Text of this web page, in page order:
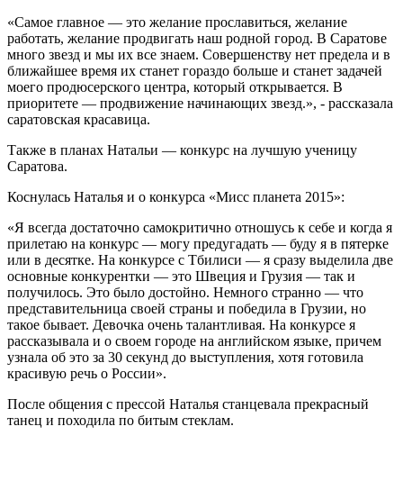
«Самое главное — это желание прославиться, желание
работать, желание продвигать наш родной город. В Саратове
много звезд и мы их все знаем. Совершенству нет предела и в
ближайшее время их станет гораздо больше и станет задачей
моего продюсерского центра, который открывается. В
приоритете — продвижение начинающих звезд.», - рассказала
саратовская красавица.
Также в планах Натальи — конкурс на лучшую ученицу
Саратова.
Коснулась Наталья и о конкурса «Мисс планета 2015»:
«Я всегда достаточно самокритично отношусь к себе и когда я
прилетаю на конкурс — могу предугадать — буду я в пятерке
или в десятке. На конкурсе с Тбилиси — я сразу выделила две
основные конкурентки — это Швеция и Грузия — так и
получилось. Это было достойно. Немного странно — что
представительница своей страны и победила в Грузии, но
такое бывает. Девочка очень талантливая. На конкурсе я
рассказывала и о своем городе на английском языке, причем
узнала об это за 30 секунд до выступления, хотя готовила
красивую речь о России».
После общения с прессой Наталья станцевала прекрасный
танец и походила по битым стеклам.